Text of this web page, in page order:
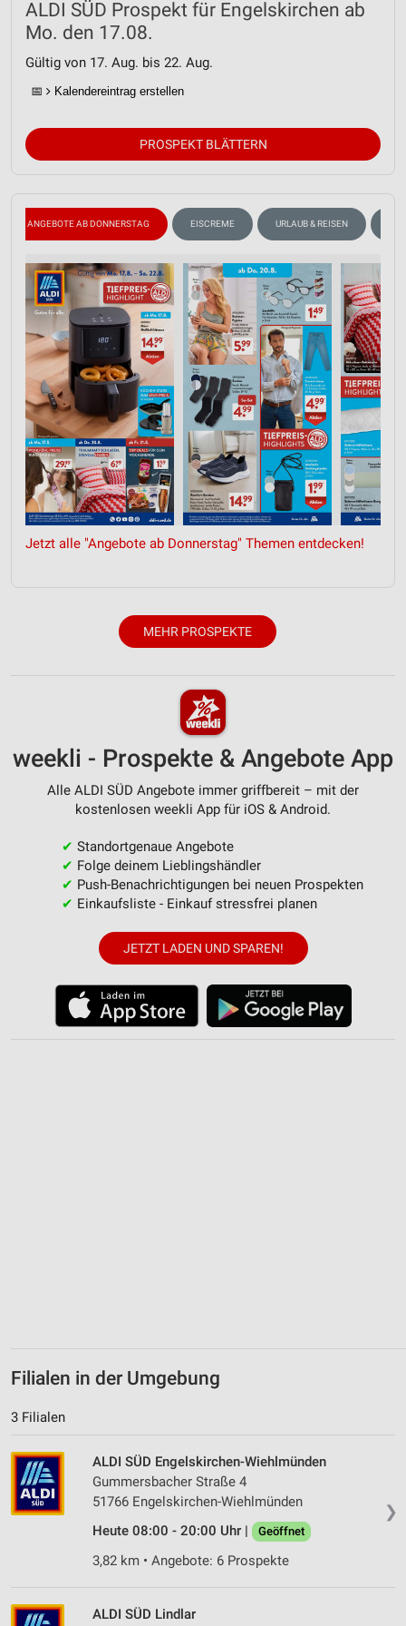
ALDI SÜD Prospekt für Engelskirchen ab
Mo. den 17.08.
Gültig von 17. Aug. bis 22. Aug.
📅 Kalendereintrag erstellen
PROSPEKT BLÄTTERN
ANGEBOTE AB DONNERSTAG EISCREME URLAUB & REISEN
Jetzt alle "Angebote ab Donnerstag" Themen entdecken!
MEHR PROSPEKTE
weekli - Prospekte & Angebote App
Alle ALDI SÜD Angebote immer griffbereit – mit der
kostenlosen weekli App für iOS & Android.
✔ Standortgenaue Angebote
✔ Folge deinem Lieblingshändler
✔ Push-Benachrichtigungen bei neuen Prospekten
✔ Einkaufsliste - Einkauf stressfrei planen
JETZT LADEN UND SPAREN!
Filialen in der Umgebung
3 Filialen
❯
ALDI SÜD Engelskirchen-Wiehlmünden
Gummersbacher Straße 4
51766 Engelskirchen-Wiehlmünden
Heute 08:00 - 20:00 Uhr |
Geöffnet
3,82 km • Angebote: 6 Prospekte
ALDI SÜD Lindlar